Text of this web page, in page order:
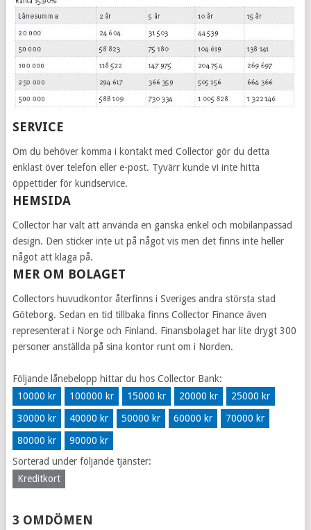
SERVICE
Om du behöver komma i kontakt med Collector gör du detta
enklast över telefon eller e-post. Tyvärr kunde vi inte hitta
öppettider för kundservice.
HEMSIDA
Collector har valt att använda en ganska enkel och mobilanpassad
design. Den sticker inte ut på något vis men det finns inte heller
något att klaga på.
MER OM BOLAGET
Collectors huvudkontor återfinns i Sveriges andra största stad
Göteborg. Sedan en tid tillbaka finns Collector Finance även
representerat i Norge och Finland. Finansbolaget har lite drygt 300
personer anställda på sina kontor runt om i Norden.
Följande lånebelopp hittar du hos Collector Bank:
10000 kr
100000 kr 15000 kr 20000 kr
25000 kr
30000 kr
40000 kr 50000 kr 60000 kr
70000 kr
80000 kr
90000 kr
Sorterad under följande tjänster:
Kreditkort
3 OMDÖMEN